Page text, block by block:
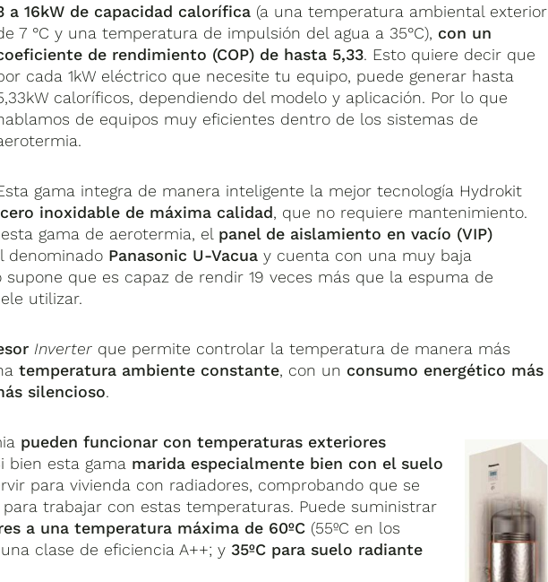
a 16kW de capacidad calorífica (a una temperatura ambiental exterior
7 °C y una temperatura de impulsión del agua a 35°C), con un
de rendimiento (COP) de hasta 5,33. Esto quiere decir que
cada 1kW eléctrico que necesite tu equipo, puede generar hasta
caloríficos, dependiendo del modelo y aplicación. Por lo que
de equipos muy eficientes dentro de los sistemas de
gama integra de manera inteligente la mejor tecnología Hydrokit
inoxidable de máxima calidad, que no requiere mantenimiento.
gama de aerotermia, el panel de aislamiento en vacío (VIP)
denominado Panasonic U-Vacua y cuenta con una muy baja
que es capaz de rendir 19 veces más que la espuma de
utilizar.
Inverter que permite controlar la temperatura de manera más
temperatura ambiente constante, con un consumo energético más
silencioso.
pueden funcionar con temperaturas exteriores
bien esta gama marida especialmente bien con el suelo
para vivienda con radiadores, comprobando que se
trabajar con estas temperaturas. Puede suministrar
a una temperatura máxima de 60ºC (55ºC en los
clase de eficiencia A++; y35ºC para suelo radiante